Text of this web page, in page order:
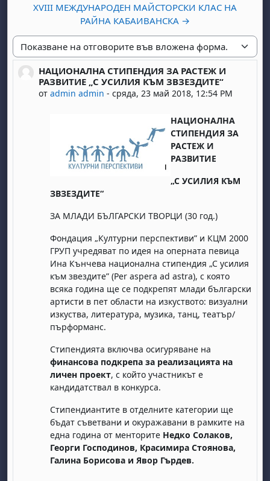
XVIII МЕЖДУНАРОДЕН МАЙСТОРСКИ КЛАС НА
РАЙНА КАБАИВАНСКА →
Начин на показване
НАЦИОНАЛНА СТИПЕНДИЯ ЗА РАСТЕЖ И
РАЗВИТИЕ „С УСИЛИЯ КЪМ ЗВЗЕЗДИТЕ“
от admin admin - сряда, 23 май 2018, 12:54 PM
Number of replies: 0
НАЦИОНАЛНА
СТИПЕНДИЯ ЗА
РАСТЕЖ И
РАЗВИТИЕ
„С УСИЛИЯ КЪМ
ЗВЗЕЗДИТЕ“
ЗА МЛАДИ БЪЛГАРСКИ ТВОРЦИ (30 год.)
Фондация „Културни перспективи” и КЦМ 2000
ГРУП учредяват по идея на оперната певица
Ина Кънчева национална стипендия „С усилия
към звездите” (Per aspera ad astra), с която
всяка година ще се подкрепят млади български
артисти в пет области на изкуството: визуални
изкуства, литература, музика, танц, театър/
пърформанс.
Стипендията включва осигуряване на
финансова подкрепа за реализацията на
личен проект, с който участникът е
кандидатствал в конкурса.
Стипендиантите в отделните категории ще
бъдат съветвани и окуражавани в рамките на
една година от менторите Недко Солаков,
Георги Господинов, Красимира Стоянова,
Галина Борисова и Явор Гърдев.
1 август
неделя, 2 август
8 август
неделя, 9 август
15 август
неделя, 16 август